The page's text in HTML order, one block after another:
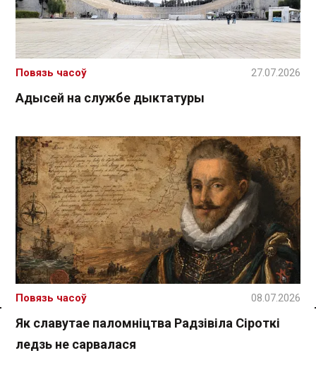
Спасылка без VPN
Адысей на службе дыктатуры
Повязь часоў 27.07.2026
Як славутае паломніцтва Радзівіла Сіроткі
ледзь не сарвалася
Повязь часоў 08.07.2026